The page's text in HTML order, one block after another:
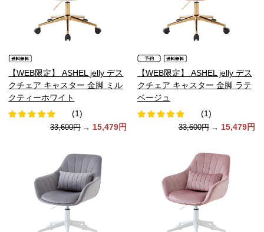
【WEB限定】 ASHEL jelly デス
クチェア キャスター 金脚 ミル
クティーホワイト
(1)
33,600円 → 15,479円
【WEB限定】 ASHEL jelly デス
クチェア キャスター 金脚 ラテ
ベージュ
(1)
33,600円 → 15,479円